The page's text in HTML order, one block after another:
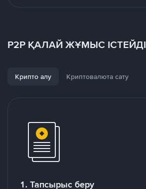
P2P ҚАЛАЙ ЖҰМЫС ІСТЕЙДІ
Крипто алу Криптовалюта сату
1. Тапсырыс беру